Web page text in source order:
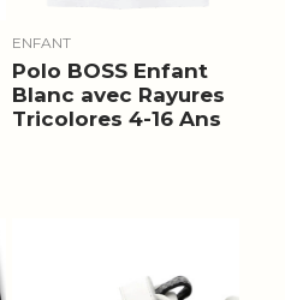
ENFANT
Polo BOSS Enfant
Blanc avec Rayures
Tricolores 4-16 Ans